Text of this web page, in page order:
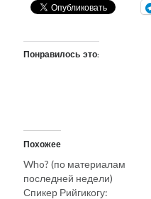
Понравилось это:
Похожее
Who? (по материалам
последней недели)
Спикер Рийгикогу: